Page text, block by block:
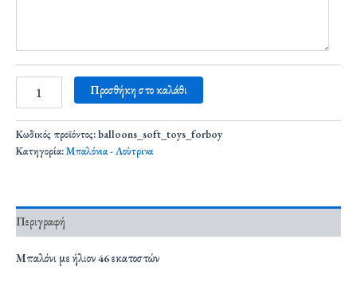
Προσθήκη στο καλάθι
Κωδικός προϊόντος:balloons_soft_toys_forboy
Κατηγορία:Μπαλόνια - Λούτρινα
Περιγραφή
Μπαλόνι με ήλιον 46 εκατοστών